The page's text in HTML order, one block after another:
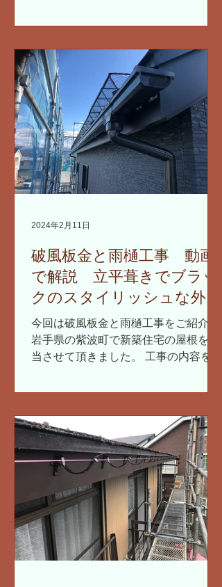
あたりました。今回の工事では、雪の
な雪止めシステムを導入しました。
破風板金と雨樋工事 動画
で解説 立平葺きでブラッ
クのスタイリッシュな外観
に仕上がります 住宅新築
工事 岩手県
今回は破風板金と雨樋工事をご紹介。
岩手県の紫波町で新築住宅の屋根を担
当させて頂きました。 工事の内容を動
金の取付け 岩手県では破風板は、基本
現場で採寸してきて、事務所で加工し
ます。...
2024年2月11日